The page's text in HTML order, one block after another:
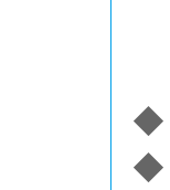
◆
◆